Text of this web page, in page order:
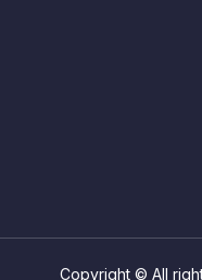
Copyright © All